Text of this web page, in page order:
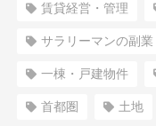
賃貸経営・管理
サラリーマンの副業
一棟・戸建物件
首都圏 土地